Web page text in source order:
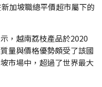
加坡職總平價超市屬下的
，越南荔枝產品於2020
量與價格優勢頗受了該國
市場中，超過了世界最大